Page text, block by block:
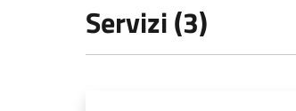
Servizi (3)